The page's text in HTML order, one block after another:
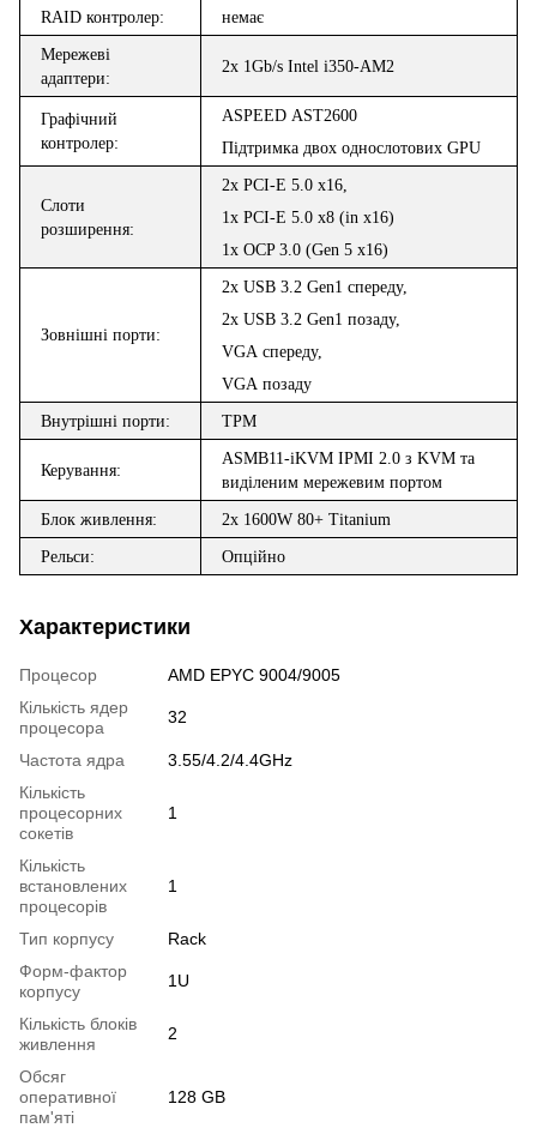
RAIDконтролер: немає
Мережеві
адаптери:
2x 1Gb/s Intel i350-AM2
Графічний
контролер:
ASPEED AST2600
Підтримка двох однослотовихGPU
Слоти
розширення:
2x PCI-E 5.0 x16,
1x PCI-E 5.0 x8 (in x16)
1x OCP 3.0 (Gen 5 x16)
Зовнішні порти:
2x USB 3.2Gen1 спереду,
2x USB 3.2Gen1 позаду,
VGA спереду,
VGA позаду
Внутрішні порти: TPM
Керування:
ASMB11-iKVM IPMI 2.0з KVMта
виділеним мережевим портом
Блок живлення: 2x 1600W 80+ Titanium
Рельси: Опційно
Характеристики
Процесор
AMD EPYC 9004/9005
Кількість ядер
процесора
32
Частота ядра
3.55/4.2/4.4GHz
Кількість
процесорних
сокетів
1
Кількість
встановлених
процесорів
1
Тип корпусу
Rack
Форм-фактор
корпусу
1U
Кількість блоків
живлення
2
Обсяг
оперативної
пам'яті
128 GB